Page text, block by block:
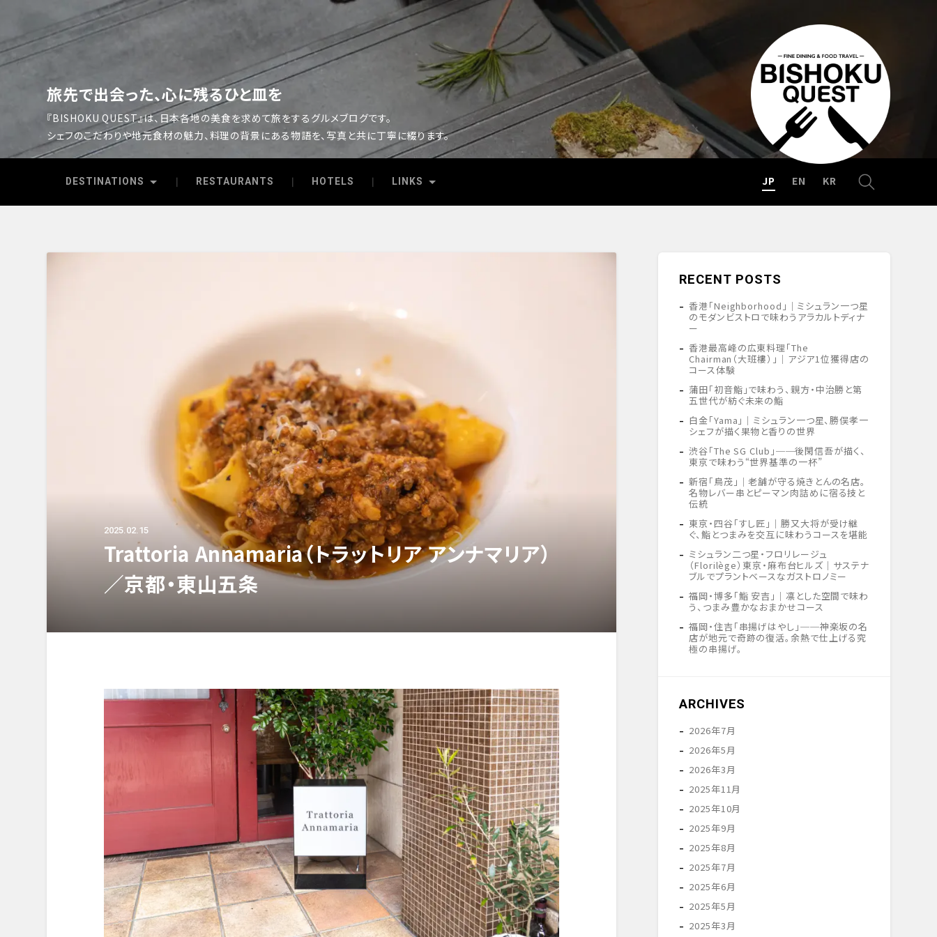
旅先で出会った、心に残るひと皿を
『BISHOKU QUEST』は、日本各地の美食を求めて旅をするグルメブログです。
シェフのこだわりや地元食材の魅力、料理の背景にある物語を、写真と共に丁寧に綴ります。
DESTINATIONS RESTAURANTS HOTELS LINKS EN
JP KR
2025.02.15
Trattoria Annamaria（トラットリア アンナマリア）
／京都・東山五条
RECENT POSTS
香港「Neighborhood」｜ミシュラン一つ星
のモダンビストロで味わうアラカルトディナ
ー
香港最高峰の広東料理「The
Chairman（大班樓）」｜アジア1位獲得店の
コース体験
蒲田「初音鮨」で味わう、親方・中治勝と第
五世代が紡ぐ未来の鮨
白金「Yama」｜ミシュラン一つ星、勝俣孝一
シェフが描く果物と香りの世界
渋谷「The SG Club」──後閑信吾が描く、
東京で味わう“世界基準の一杯”
新宿「鳥茂」｜老舗が守る焼きとんの名店。
名物レバー串とピーマン肉詰めに宿る技と
伝統
東京・四谷「すし匠」｜勝又大将が受け継
ぐ、鮨とつまみを交互に味わうコースを堪能
ミシュラン二つ星・フロリレージュ
（Florilège）東京・麻布台ヒルズ｜サステナ
ブルでプラントベースなガストロノミー
福岡・博多「鮨 安吉」｜凛とした空間で味わ
う、つまみ豊かなおまかせコース
福岡・住吉「串揚げはやし」──神楽坂の名
店が地元で奇跡の復活。余熱で仕上げる究
極の串揚げ。
ARCHIVES
2026年7月
2026年5月
2026年3月
2025年11月
2025年10月
2025年9月
2025年8月
2025年7月
2025年6月
2025年5月
2025年3月